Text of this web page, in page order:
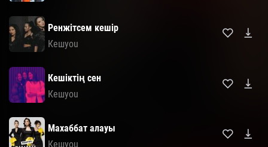
Ренжітсем кешір
Кешyou
Кешіктің сен
Кешyou
Махаббат алауы
Кешyou